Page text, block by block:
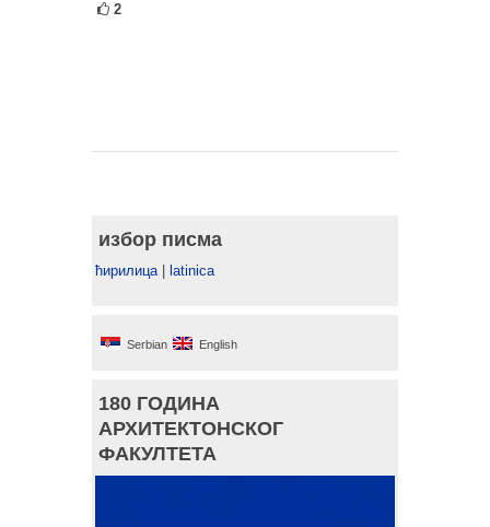
2
избор писма
ћирилица| latinica
Serbian English
180 ГОДИНА
АРХИТЕКТОНСКОГ
ФАКУЛТЕТА